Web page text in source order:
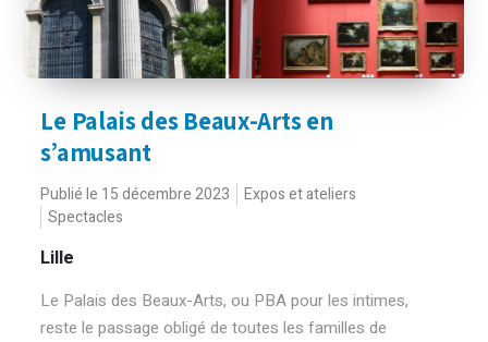
Le Palais des Beaux-Arts en
s’amusant
Publié le 15 décembre 2023
Expos et ateliers
Spectacles
Lille
Le Palais des Beaux-Arts, ou PBA pour les intimes,
reste le passage obligé de toutes les familles de